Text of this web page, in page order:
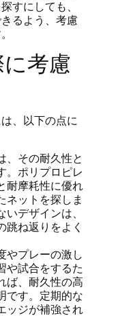
すにしても、
るよう、考慮
考慮
、以下の点に
、その耐久性と
。ポリプロピレ
耐摩耗性に優れ
ネットを探しま
いデザインは、
跳ね返りをよく
やプレーの激し
や試合をするた
ば、耐久性の高
です。定期的な
ッジが補強され